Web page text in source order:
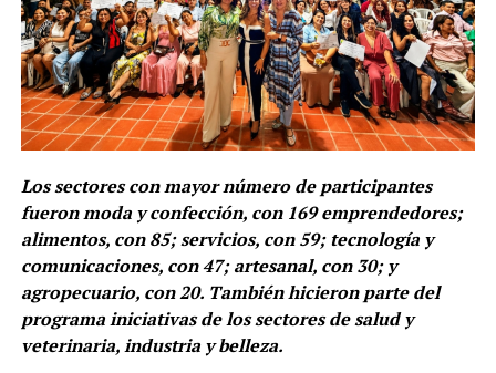
Los sectores con mayor número de participantes
fueron moda y confección, con 169 emprendedores;
alimentos, con 85; servicios, con 59; tecnología y
comunicaciones, con 47; artesanal, con 30; y
agropecuario, con 20. También hicieron parte del
programa iniciativas de los sectores de salud y
veterinaria, industria y belleza.